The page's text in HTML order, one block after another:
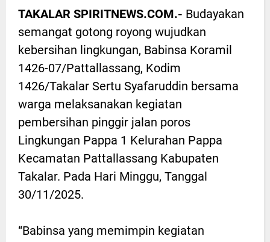
TAKALAR SPIRITNEWS.COM.- Budayakan
semangat gotong royong wujudkan
kebersihan lingkungan, Babinsa Koramil
1426-07/Pattallassang, Kodim
1426/Takalar Sertu Syafaruddin bersama
warga melaksanakan kegiatan
pembersihan pinggir jalan poros
Lingkungan Pappa 1 Kelurahan Pappa
Kecamatan Pattallassang Kabupaten
Takalar. Pada Hari Minggu, Tanggal
30/11/2025.
“Babinsa yang memimpin kegiatan